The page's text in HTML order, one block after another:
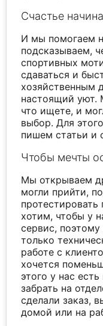
Счастье
И мы помогаем
подсказываем,
спортивных
сдаваться и
хозяйственным
настоящий уют.
что ищете, и
выбор. Для
пишем статьи и
Чтобы мечты
Мы открываем
могли прийти,
хотим, чтобы у
сервис,
только
работе с
хочется
этого у нас
забрать на
сделали заказ,
домой или на